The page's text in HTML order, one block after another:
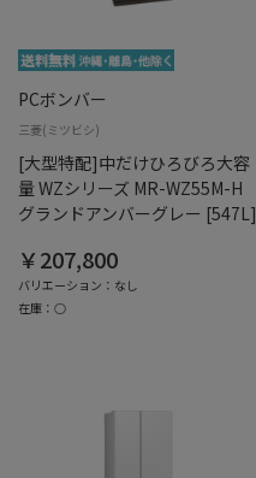
PCボンバー
三菱(ミツビシ)
[大型特配]中だけひろびろ大容
量 WZシリーズ MR-WZ55M-H
グランドアンバーグレー [547L]
￥207,800
バリエーション：なし
在庫：○